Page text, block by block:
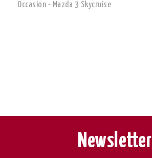
Occasion - Mazda 3 Skycruise
Newsletter